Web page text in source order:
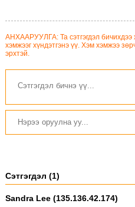
АНХААРУУЛГА: Та сэтгэгдэл бичихдээ
хэмжээг хүндэтгэнэ үү. Хэм хэмжээ
эрхтэй.
Сэтгэгдэл (1)
Sandra Lee (135.136.42.174)